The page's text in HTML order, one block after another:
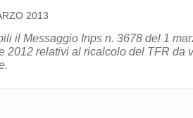
2013
il Messaggio Inps n. 3678 del 1
2012 relativi al ricalcolo del TFR da